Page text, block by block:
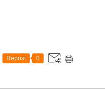
Repost 0